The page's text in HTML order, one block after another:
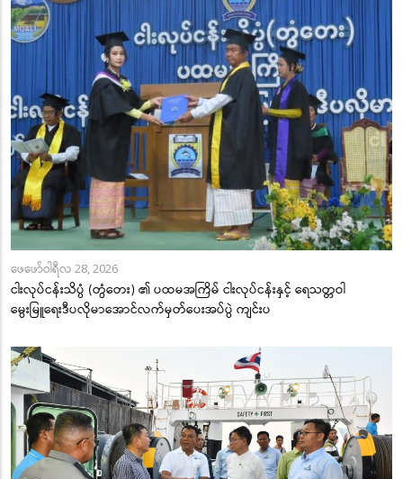
ဖေဖော်ဝါရီလ 28, 2026
ငါးလုပ်ငန်းသိပ္ပံ (တွံတေး) ၏ ပထမအကြိမ် ငါးလုပ်ငန်းနှင့် ရေသတ္တဝါ
မွေးမြူရေးဒီပလိုမာအောင်လက်မှတ်ပေးအပ်ပွဲ ကျင်းပ